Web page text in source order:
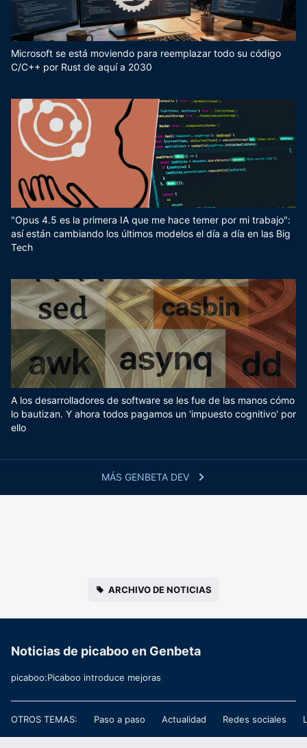
MÁS GENBETA DEV
Microsoft se está moviendo para reemplazar todo su código
C/C++ por Rust de aquí a 2030
"Opus 4.5 es la primera IA que me hace temer por mi trabajo":
así están cambiando los últimos modelos el día a día en las Big
Tech
A los desarrolladores de software se les fue de las manos cómo
lo bautizan. Y ahora todos pagamos un 'impuesto cognitivo' por
ello
ARCHIVO DE NOTICIAS
Noticias de picaboo en Genbeta
picaboo:Picaboo introduce mejoras
OTROS TEMAS: Paso a paso Actualidad Redes sociales